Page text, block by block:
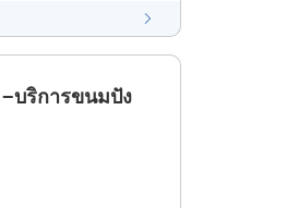
−บริการขนมปัง